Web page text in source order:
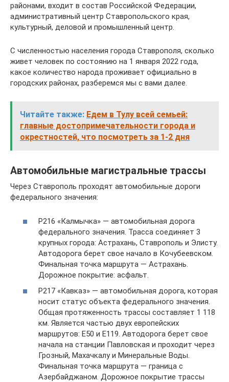
районами, входит в состав Российской Федерации,
административный центр Ставропольского края,
культурный, деловой и промышленный центр.
С численностью населения города Ставрополя, сколько
живет человек по состоянию на 1 января 2022 года,
какое количество народа проживает официально в
городских районах, разберемся мы с вами далее.
Читайте также: Едем в Тулу всей семьей:
главные достопримечательности города и
окрестностей, что посмотреть за 1-2 дня
Автомобильные магистральные трассы
Через Ставрополь проходят автомобильные дороги
федерального значения:
Р216 «Калмычка» — автомобильная дорога
федерального значения. Трасса соединяет 3
крупных города: Астрахань, Ставрополь и Элисту.
Автодорога берет свое начало в Кочубеевском.
Финальная точка маршрута — Астрахань.
Дорожное покрытие: асфальт.
Р217 «Кавказ» — автомобильная дорога, которая
носит статус объекта федерального значения.
Общая протяженность трассы составляет 1 118
км. Является частью двух европейских
маршрутов: Е50 и Е119. Автодорога берет свое
начала на станции Павловская и проходит через
Грозный, Махачкалу и Минеральные Воды.
Финальная точка маршрута — граница с
Азербайджаном. Дорожное покрытие трассы